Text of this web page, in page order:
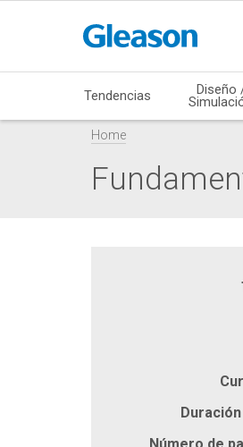
Tendencias Diseño
Home